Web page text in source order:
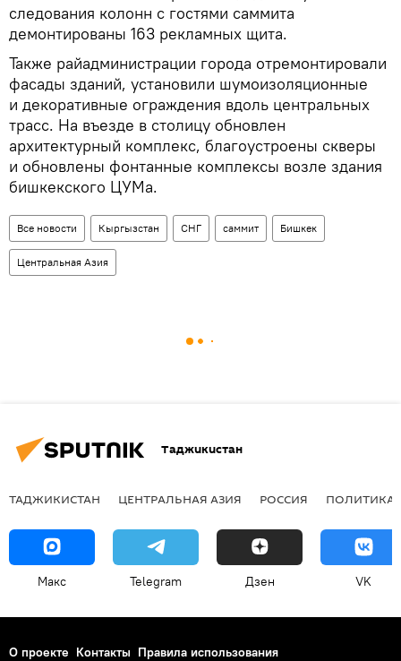
следования колонн с гостями саммита
демонтированы 163 рекламных щита.
Также райадминистрации города отремонтировали
фасады зданий, установили шумоизоляционные
и декоративные ограждения вдоль центральных
трасс. На въезде в столицу обновлен
архитектурный комплекс, благоустроены скверы
и обновлены фонтанные комплексы возле здания
бишкекского ЦУМа.
Все новости Кыргызстан СНГ саммит Бишкек
Центральная Азия
Таджикистан
ТАДЖИКИСТАН ЦЕНТРАЛЬНАЯ АЗИЯ РОССИЯ ПОЛИТИКА
Макс Telegram Дзен VK
О проекте Контакты Правила использования